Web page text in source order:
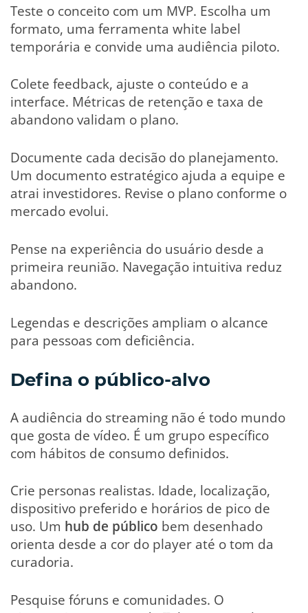
Teste o conceito com um MVP. Escolha um
formato, uma ferramenta white label
temporária e convide uma audiência piloto.
Colete feedback, ajuste o conteúdo e a
interface. Métricas de retenção e taxa de
abandono validam o plano.
Documente cada decisão do planejamento.
Um documento estratégico ajuda a equipe e
atrai investidores. Revise o plano conforme o
mercado evolui.
Pense na experiência do usuário desde a
primeira reunião. Navegação intuitiva reduz
abandono.
Legendas e descrições ampliam o alcance
para pessoas com deficiência.
Defina o público-alvo
A audiência do streaming não é todo mundo
que gosta de vídeo. É um grupo específico
com hábitos de consumo definidos.
Crie personas realistas. Idade, localização,
dispositivo preferido e horários de pico de
uso. Um hub de público bem desenhado
orienta desde a cor do player até o tom da
curadoria.
Pesquise fóruns e comunidades. O